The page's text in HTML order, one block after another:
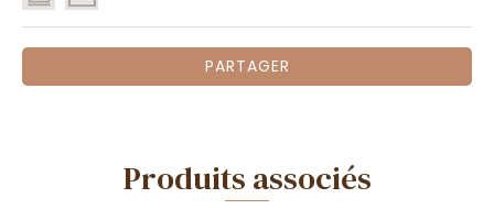
PARTAGER
Produits associés